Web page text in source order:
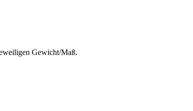
Gewicht/Maß.